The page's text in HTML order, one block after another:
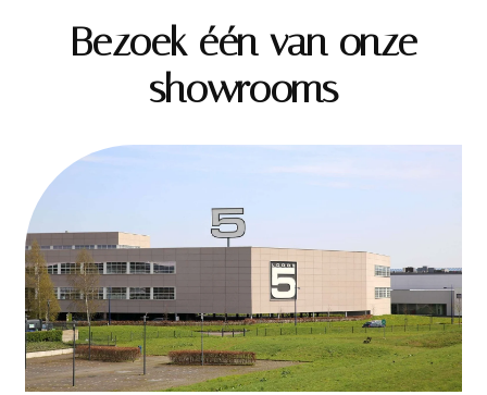
Bezoek één van onze
showrooms